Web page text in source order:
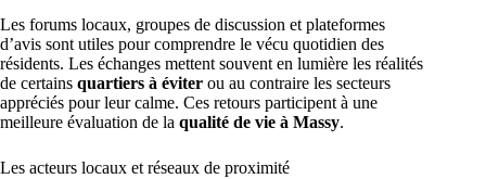
Les forums locaux, groupes de discussion et plateformes
d’avis sont utiles pour comprendre le vécu quotidien des
résidents. Les échanges mettent souvent en lumière les réalités
de certains quartiers à éviter ou au contraire les secteurs
appréciés pour leur calme. Ces retours participent à une
meilleure évaluation de la qualité de vie à Massy.
Les acteurs locaux et réseaux de proximité